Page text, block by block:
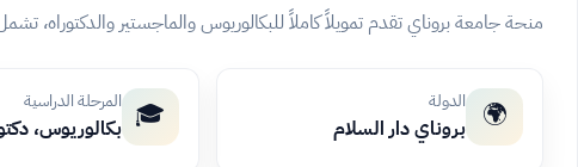
منحة جامعة بروناي تقدم تمويلاً كاملاً للبكالوريوس والماجستير
🌍 الدولة
بروناي دار السلام 🎓 المرحلة الدراسية
بكالوريوس،